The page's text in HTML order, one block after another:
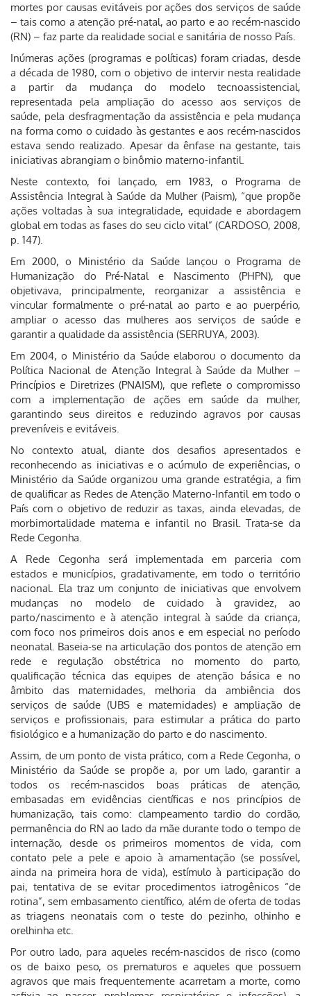
mortes por causas evitáveis por ações dos serviços de saúde
– tais como a atenção pré-natal, ao parto e ao recém-nascido
(RN) – faz parte da realidade social e sanitária de nosso País.
Inúmeras ações (programas e políticas) foram criadas, desde
a década de 1980, com o objetivo de intervir nesta realidade
a partir da mudança do modelo tecnoassistencial,
representada pela ampliação do acesso aos serviços de
saúde, pela desfragmentação da assistência e pela mudança
na forma como o cuidado às gestantes e aos recém-nascidos
estava sendo realizado. Apesar da ênfase na gestante, tais
iniciativas abrangiam o binômio materno-infantil.
Neste contexto, foi lançado, em 1983, o Programa de
Assistência Integral à Saúde da Mulher (Paism), “que propõe
ações voltadas à sua integralidade, equidade e abordagem
global em todas as fases do seu ciclo vital” (CARDOSO, 2008,
p. 147).
Em 2000, o Ministério da Saúde lançou o Programa de
Humanização do Pré-Natal e Nascimento (PHPN), que
objetivava, principalmente, reorganizar a assistência e
vincular formalmente o pré-natal ao parto e ao puerpério,
ampliar o acesso das mulheres aos serviços de saúde e
garantir a qualidade da assistência (SERRUYA, 2003).
Em 2004, o Ministério da Saúde elaborou o documento da
Política Nacional de Atenção Integral à Saúde da Mulher –
Princípios e Diretrizes (PNAISM), que reflete o compromisso
com a implementação de ações em saúde da mulher,
garantindo seus direitos e reduzindo agravos por causas
preveníveis e evitáveis.
No contexto atual, diante dos desafios apresentados e
reconhecendo as iniciativas e o acúmulo de experiências, o
Ministério da Saúde organizou uma grande estratégia, a fim
de qualificar as Redes de Atenção Materno-Infantil em todo o
País com o objetivo de reduzir as taxas, ainda elevadas, de
morbimortalidade materna e infantil no Brasil. Trata-se da
Rede Cegonha.
A Rede Cegonha será implementada em parceria com
estados e municípios, gradativamente, em todo o território
nacional. Ela traz um conjunto de iniciativas que envolvem
mudanças no modelo de cuidado à gravidez, ao
parto/nascimento e à atenção integral à saúde da criança,
com foco nos primeiros dois anos e em especial no período
neonatal. Baseia-se na articulação dos pontos de atenção em
rede e regulação obstétrica no momento do parto,
qualificação técnica das equipes de atenção básica e no
âmbito das maternidades, melhoria da ambiência dos
serviços de saúde (UBS e maternidades) e ampliação de
serviços e profissionais, para estimular a prática do parto
fisiológico e a humanização do parto e do nascimento.
Assim, de um ponto de vista prático, com a Rede Cegonha, o
Ministério da Saúde se propõe a, por um lado, garantir a
todos os recém-nascidos boas práticas de atenção,
embasadas em evidências científicas e nos princípios de
humanização, tais como: clampeamento tardio do cordão,
permanência do RN ao lado da mãe durante todo o tempo de
internação, desde os primeiros momentos de vida, com
contato pele a pele e apoio à amamentação (se possível,
ainda na primeira hora de vida), estímulo à participação do
pai, tentativa de se evitar procedimentos iatrogênicos “de
rotina”, sem embasamento científico, além de oferta de todas
as triagens neonatais com o teste do pezinho, olhinho e
orelhinha etc.
Por outro lado, para aqueles recém-nascidos de risco (como
os de baixo peso, os prematuros e aqueles que possuem
agravos que mais frequentemente acarretam a morte, como